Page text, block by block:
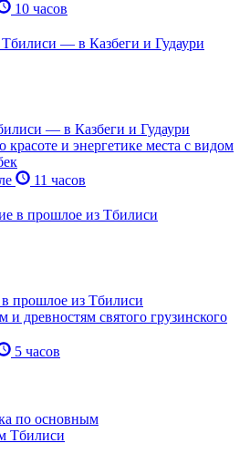
10 часов
— в Казбеги и Гудаури
и энергетике места с видом
11 часов
прошлое из Тбилиси
и древностям святого грузинского
5 часов